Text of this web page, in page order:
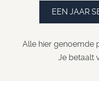
EEN JAAR
Alle hier genoemde
Je betaalt